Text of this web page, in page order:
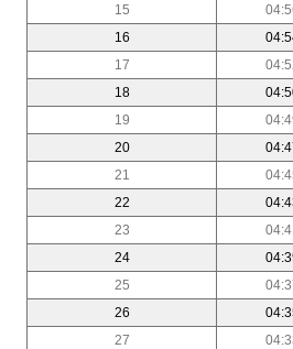
15
16
17
18
19
20
21
22
23
24
25
26
27